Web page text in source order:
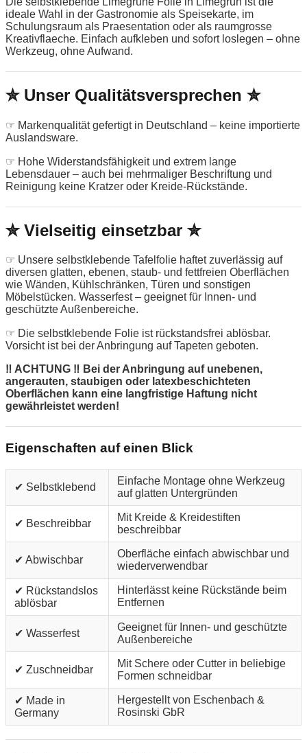
ideale Wahl in der Gastronomie als Speisekarte, im
Schulungsraum als Praesentation oder als raumgrosse
Kreativflaeche. Einfach aufkleben und sofort loslegen – ohne
Werkzeug, ohne Aufwand.
✮ Unser Qualitätsversprechen ✮
☞ Markenqualität gefertigt in Deutschland – keine importierte
Auslandsware.
☞ Hohe Widerstandsfähigkeit und extrem lange
Lebensdauer – auch bei mehrmaliger Beschriftung und
Reinigung keine Kratzer oder Kreide-Rückstände.
✮ Vielseitig einsetzbar ✮
☞ Unsere selbstklebende Tafelfolie haftet zuverlässig auf
diversen glatten, ebenen, staub- und fettfreien Oberflächen
wie Wänden, Kühlschränken, Türen und sonstigen
Möbelstücken. Wasserfest – geeignet für Innen- und
geschützte Außenbereiche.
☞ Die selbstklebende Folie ist rückstandsfrei ablösbar.
Vorsicht ist bei der Anbringung auf Tapeten geboten.
‼ ACHTUNG ‼ Bei der Anbringung auf unebenen,
angerauten, staubigen oder latexbeschichteten
Oberflächen kann eine langfristige Haftung nicht
gewährleistet werden!
Eigenschaften auf einen Blick
✔ Selbstklebend
Einfache Montage ohne Werkzeug
auf glatten Untergründen
✔ Beschreibbar
Mit Kreide & Kreidestiften
beschreibbar
✔ Abwischbar
Oberfläche einfach abwischbar und
wiederverwendbar
✔ Rückstandslos
ablösbar
Hinterlässt keine Rückstände beim
Entfernen
✔ Wasserfest
Geeignet für Innen- und geschützte
Außenbereiche
✔ Zuschneidbar
Mit Schere oder Cutter in beliebige
Formen schneidbar
✔ Made in
Germany
Hergestellt von Eschenbach &
Rosinski GbR